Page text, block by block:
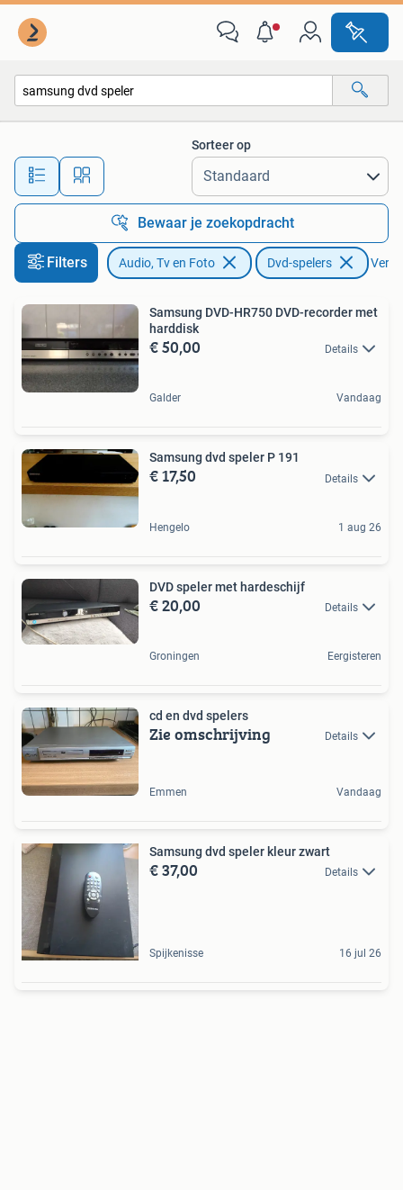
Alle afstanden…
Sorteer op
Bewaar je zoekopdracht
Filters Audio, Tv en Foto Dvd-spelers
Samsung DVD-HR750 DVD-recorder met
harddisk
€ 50,00 Details
Galder Vandaag
Samsung dvd speler P 191
€ 17,50 Details
Hengelo 1 aug 26
DVD speler met hardeschijf
€ 20,00 Details
Groningen Eergisteren
cd en dvd spelers
Zie omschrijving Details
Emmen Vandaag
Samsung dvd speler kleur zwart
€ 37,00 Details
Spijkenisse 16 jul 26